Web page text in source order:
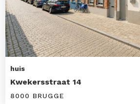
huis
Kwekersstraat 14
8000 BRUGGE